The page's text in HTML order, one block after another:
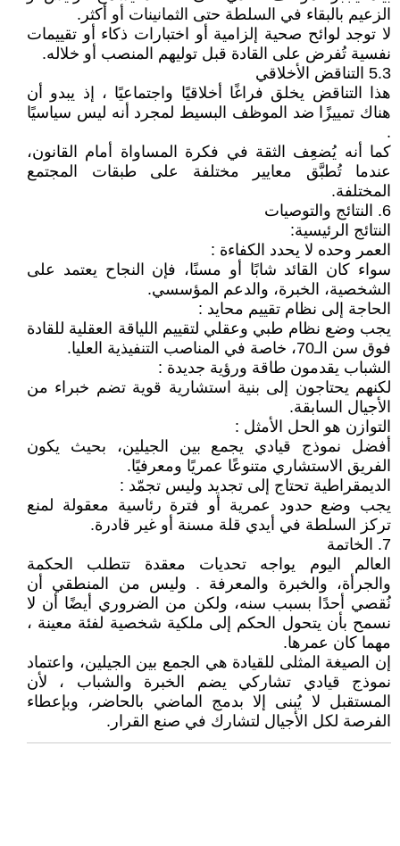
الزعيم بالبقاء في السلطة حتى الثمانينات أو أكثر.
لا توجد لوائح صحية إلزامية أو اختبارات ذكاء أو تقييمات
نفسية تُفرض على القادة قبل توليهم المنصب أو خلاله.
5.3 التناقض الأخلاقي
هذا التناقض يخلق فراغًا أخلاقيًا واجتماعيًا ، إذ يبدو أن
هناك تمييزًا ضد الموظف البسيط لمجرد أنه ليس سياسيًا
.
كما أنه يُضعِف الثقة في فكرة المساواة أمام القانون،
عندما تُطبَّق معايير مختلفة على طبقات المجتمع
المختلفة.
6. النتائج والتوصيات
النتائج الرئيسية:
العمر وحده لا يحدد الكفاءة :
سواء كان القائد شابًا أو مسنًا، فإن النجاح يعتمد على
الشخصية، الخبرة، والدعم المؤسسي.
الحاجة إلى نظام تقييم محايد :
يجب وضع نظام طبي وعقلي لتقييم اللياقة العقلية للقادة
فوق سن الـ70، خاصة في المناصب التنفيذية العليا.
الشباب يقدمون طاقة ورؤية جديدة :
لكنهم يحتاجون إلى بنية استشارية قوية تضم خبراء من
الأجيال السابقة.
التوازن هو الحل الأمثل :
أفضل نموذج قيادي يجمع بين الجيلين، بحيث يكون
الفريق الاستشاري متنوعًا عمريًا ومعرفيًا.
الديمقراطية تحتاج إلى تجديد وليس تجمّد :
يجب وضع حدود عمرية أو فترة رئاسية معقولة لمنع
تركز السلطة في أيدي قلة مسنة أو غير قادرة.
7. الخاتمة
العالم اليوم يواجه تحديات معقدة تتطلب الحكمة
والجرأة، والخبرة والمعرفة . وليس من المنطقي أن
نُقصي أحدًا بسبب سنه، ولكن من الضروري أيضًا أن لا
نسمح بأن يتحول الحكم إلى ملكية شخصية لفئة معينة ،
مهما كان عمرها.
إن الصيغة المثلى للقيادة هي الجمع بين الجيلين، واعتماد
نموذج قيادي تشاركي يضم الخبرة والشباب ، لأن
المستقبل لا يُبنى إلا بدمج الماضي بالحاضر، وبإعطاء
الفرصة لكل الأجيال لتشارك في صنع القرار.